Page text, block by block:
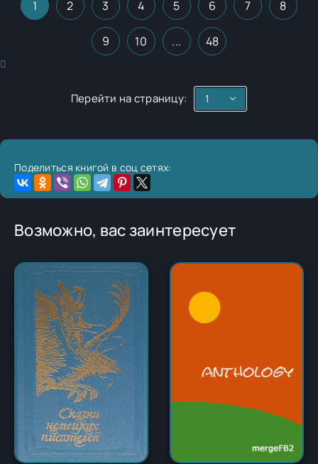
1 2 3 4 5 6 7 8
9 10 ... 48
Перейти на страницу:
Поделиться книгой в соц сетях:
Возможно, вас заинтересует